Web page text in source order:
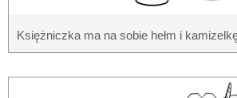
Księżniczka ma na sobie hełm i